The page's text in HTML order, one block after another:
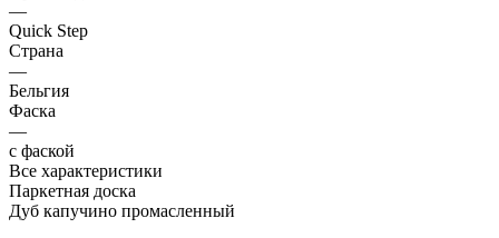
—
Quick Step
Страна
—
Бельгия
Фаска
—
с фаской
Все характеристики
Паркетная доска
Дуб капучино промасленный